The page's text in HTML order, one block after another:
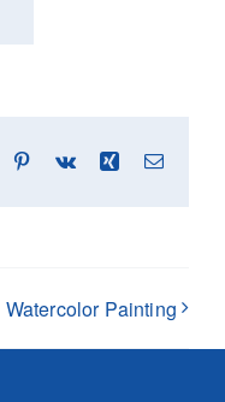
Pinterest
Vk Xing Email
Watercolor Painting